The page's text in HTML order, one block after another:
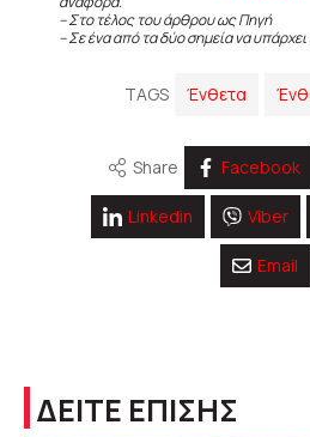
– Στο τέλος του άρθρου ως Πηγή
– Σε ένα από τα δύο σημεία να
TAGS Ένθετα
Share Facebook
Linkedin Viber
Email
ΔΕΙΤΕ ΕΠΙΣΗΣ